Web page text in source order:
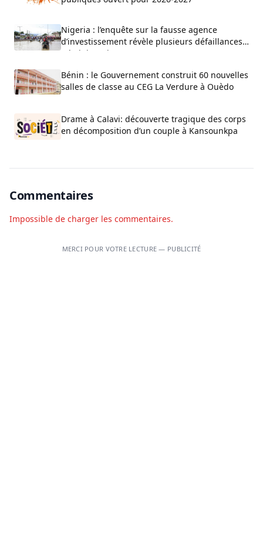
Nigeria : l’enquête sur la fausse agence
d’investissement révèle plusieurs défaillances
administratives
Bénin : le Gouvernement construit 60 nouvelles
salles de classe au CEG La Verdure à Ouèdo
Drame à Calavi: découverte tragique des corps
en décomposition d’un couple à Kansounkpa
Commentaires
Impossible de charger les commentaires.
MERCI POUR VOTRE LECTURE — PUBLICITÉ